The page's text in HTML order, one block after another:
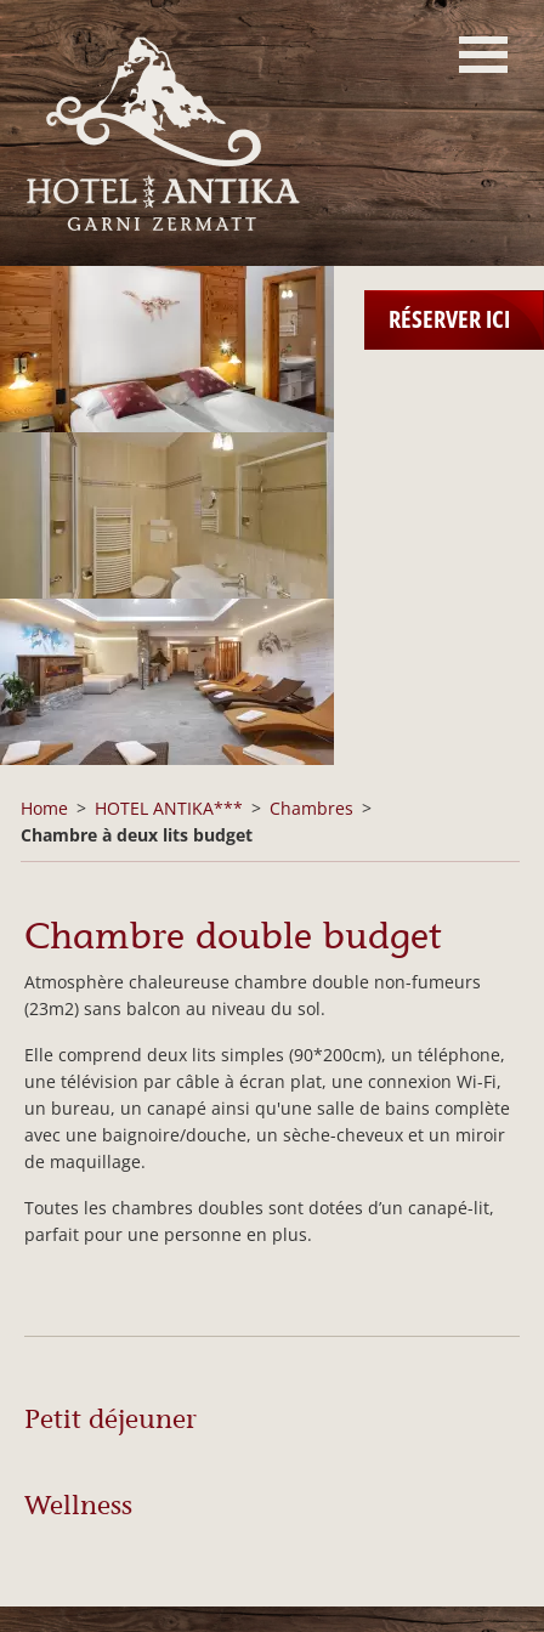
RÉSERVER ICI
Home HOTEL ANTIKA***
Chambres
Chambre à deux lits budget
Chambre double budget
Atmosphère chaleureuse chambre double non-fumeurs
(23m2) sans balcon au niveau du sol.
Elle comprend deux lits simples (90*200cm), un téléphone,
une télévision par câble à écran plat, une connexion Wi-Fi,
un bureau, un canapé ainsi qu'une salle de bains complète
avec une baignoire/douche, un sèche-cheveux et un miroir
de maquillage.
Toutes les chambres doubles sont dotées d’un canapé-lit,
parfait pour une personne en plus.
Petit déjeuner
Wellness